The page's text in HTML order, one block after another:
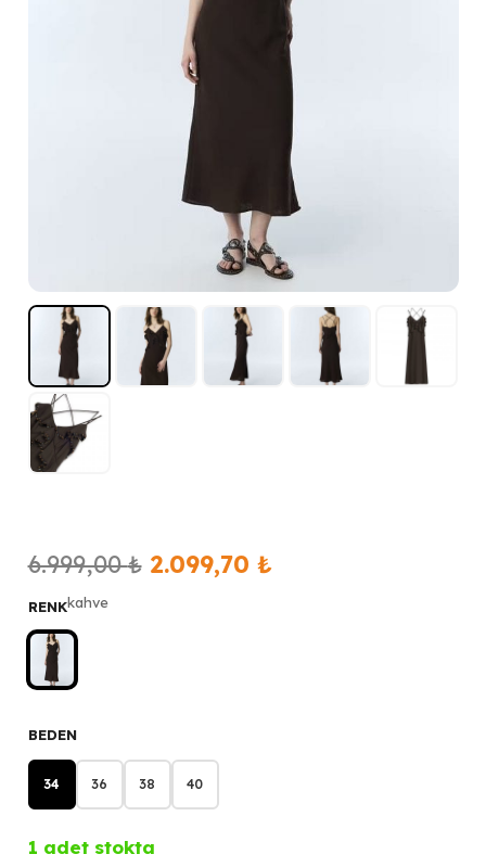
6.999,00₺ Orijinal
2.099,70 ₺Şu
RENKkahve
BEDEN
34 36 38 40
1 adet stokta